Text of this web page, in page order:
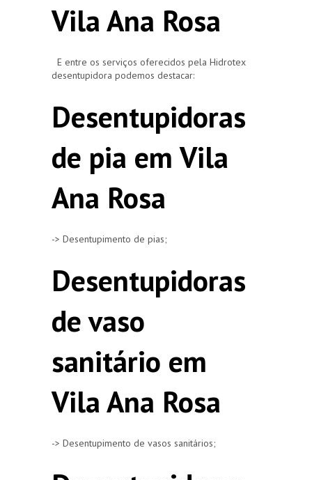
Vila Ana Rosa
E entre os serviços oferecidos pela Hidrotex
desentupidora podemos destacar:
Desentupidoras
de pia em Vila
Ana Rosa
-> Desentupimento de pias;
Desentupidoras
de vaso
sanitário em
Vila Ana Rosa
-> Desentupimento de vasos sanitários;